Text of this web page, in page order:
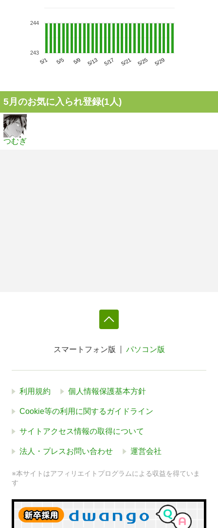
5/1 5/5 5/9 5/13 5/17 5/21 5/25 5/29
243
244
5月のお気に入られ登録(1人)
つむぎ
スマートフォン版 パソコン版
利用規約 個人情報保護基本方針
Cookie等の利用に関するガイドライン
サイトアクセス情報の取得について
法人・プレスお問い合わせ 運営会社
※本サイトはアフィリエイトプログラムによる収益を得ていま
す